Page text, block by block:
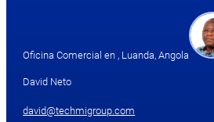
Oficina Comercial en , Luanda, Angola
David Neto
david@techmigroup.com